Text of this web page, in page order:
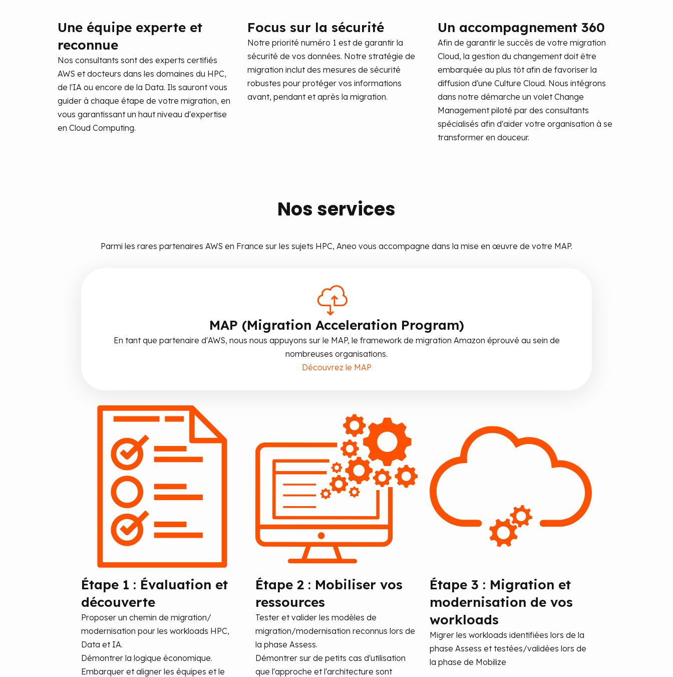
Une équipe experte et
reconnue
Nos consultants sont des experts certifiés
AWS et docteurs dans les domaines du HPC,
de l'IA ou encore de la Data. Ils sauront vous
guider à chaque étape de votre migration, en
vous garantissant un haut niveau d'expertise
en Cloud Computing.
Focus sur la sécurité
Notre priorité numéro 1 est de garantir la
sécurité de vos données. Notre stratégie de
migration inclut des mesures de sécurité
robustes pour protéger vos informations
avant, pendant et après la migration.
Un accompagnement 360
Afin de garantir le succès de votre migration
Cloud, la gestion du changement doit être
embarquée au plus tôt afin de favoriser la
diffusion d'une Culture Cloud. Nous intégrons
dans notre démarche un volet Change
Management piloté par des consultants
spécialisés afin d'aider votre organisation à se
transformer en douceur.
Nos services
Parmi les rares partenaires AWS en France sur les sujets HPC, Aneo vous accompagne dans la mise en œuvre de votre MAP.
MAP (Migration Acceleration Program)
En tant que partenaire d'AWS, nous nous appuyons sur le MAP, le framework de migration Amazon éprouvé au sein de
nombreuses organisations.
Découvrez le MAP
Étape 1 : Évaluation et
découverte
Proposer un chemin de migration/
modernisation pour les workloads HPC,
Data et IA.
Démontrer la logique économique.
Embarquer et aligner les équipes et le
Étape 2 : Mobiliser vos
ressources
Tester et valider les modèles de
migration/modernisation reconnus lors de
la phase Assess.
Démontrer sur de petits cas d'utilisation
que l'approche et l'architecture sont
Étape 3 : Migration et
modernisation de vos
workloads
Migrer les workloads identifiées lors de la
phase Assess et testées/validées lors de
la phase de Mobilize